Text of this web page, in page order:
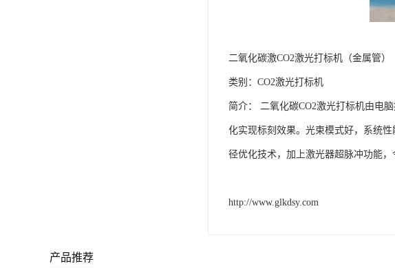
二氧化碳激CO2激光打标机（金属管）
类别：CO2激光打标机
简介： 二氧化碳CO2激光打标机由电
化实现标刻效果。光束模式好，系统
径优化技术，加上激光器超脉冲功能，
http://www.glkdsy.com
产品推荐